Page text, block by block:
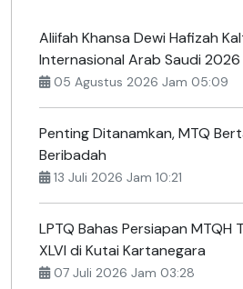
Aliifah Khansa Dewi Hafizah
Internasional Arab Saudi 2026
05 Agustus 2026 Jam 05:09
Penting Ditanamkan, MTQ
Beribadah
13 Juli 2026 Jam 10:21
LPTQ Bahas Persiapan MTQH
XLVI di Kutai Kartanegara
07 Juli 2026 Jam 03:28